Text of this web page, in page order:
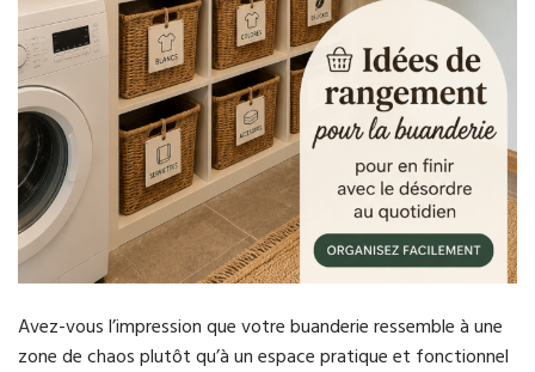
Avez-vous l’impression que votre buanderie ressemble à une
zone de chaos plutôt qu’à un espace pratique et fonctionnel